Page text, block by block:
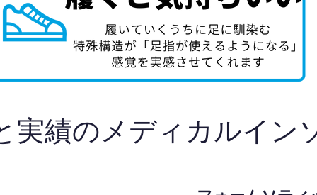
実績のメディカルイン